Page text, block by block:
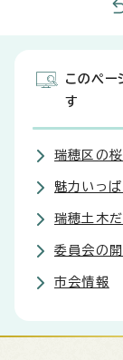
このペー
す
瑞穂区の桜
魅力いっ
瑞穂土木
委員会の
市会情報